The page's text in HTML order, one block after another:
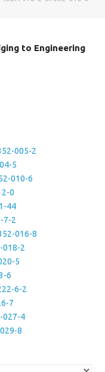
to Engineering
005-2
5
010-6
0
44
7-2
016-8
018-2
5
6
6-2
7
027-4
8